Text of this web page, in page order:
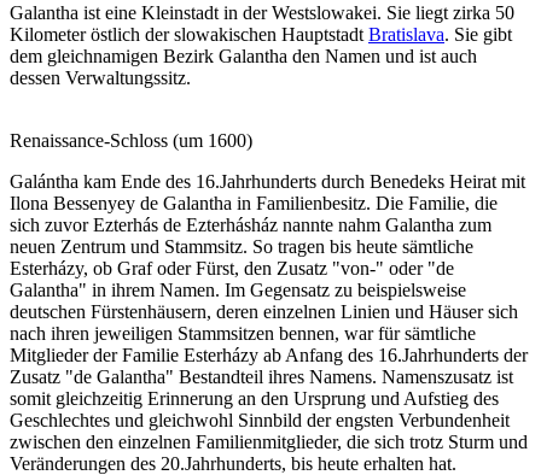
Galantha ist eine Kleinstadt in der Westslowakei. Sie liegt zirka 50
Kilometer östlich der slowakischen Hauptstadt Bratislava. Sie gibt
dem gleichnamigen Bezirk Galantha den Namen und ist auch
dessen Verwaltungssitz.
Renaissance-Schloss (um 1600)
Galántha kam Ende des 16.Jahrhunderts durch Benedeks Heirat mit
Ilona Bessenyey de Galantha in Familienbesitz. Die Familie, die
sich zuvor Ezterhás de Ezterhásház nannte nahm Galantha zum
neuen Zentrum und Stammsitz. So tragen bis heute sämtliche
Esterházy, ob Graf oder Fürst, den Zusatz "von-" oder "de
Galantha" in ihrem Namen. Im Gegensatz zu beispielsweise
deutschen Fürstenhäusern, deren einzelnen Linien und Häuser sich
nach ihren jeweiligen Stammsitzen bennen, war für sämtliche
Mitglieder der Familie Esterházy ab Anfang des 16.Jahrhunderts der
Zusatz "de Galantha" Bestandteil ihres Namens. Namenszusatz ist
somit gleichzeitig Erinnerung an den Ursprung und Aufstieg des
Geschlechtes und gleichwohl Sinnbild der engsten Verbundenheit
zwischen den einzelnen Familienmitglieder, die sich trotz Sturm und
Veränderungen des 20.Jahrhunderts, bis heute erhalten hat.